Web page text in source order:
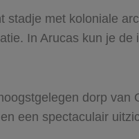
stadje met koloniale
In Arucas kun je de
dorp van
een spectaculair